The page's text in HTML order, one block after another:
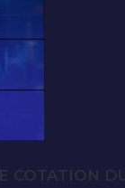
COTATION